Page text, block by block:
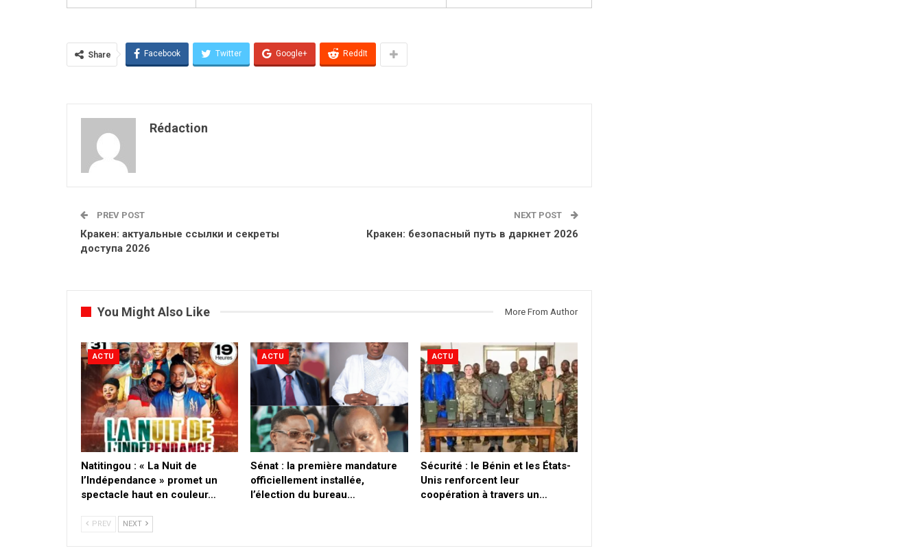
Share Facebook Twitter Google+ ReddIt
Rédaction
PREV POST
Кракен: актуальные ссылки и секреты
доступа 2026
NEXT POST
Кракен: безопасный путь в даркнет 2026
You Might Also Like More From Author
ACTU
​Natitingou : « La Nuit de
l’Indépendance » promet un
spectacle haut en couleur…
ACTU
Sénat : la première mandature
officiellement installée,
l’élection du bureau…
ACTU
Sécurité : le Bénin et les États-
Unis renforcent leur
coopération à travers un…
PREV NEXT